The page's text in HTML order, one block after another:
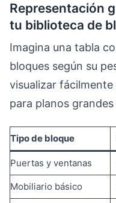
Representación
tu biblioteca de
Imagina una tabla
bloques según su
visualizar
para planos
Tipo de bloque
Puertas y ventanas
Mobiliario básico